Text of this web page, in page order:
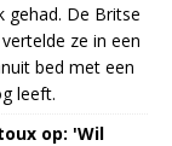
gehad. De Britse
ze in een
bed met een
leeft.
op: 'Wil